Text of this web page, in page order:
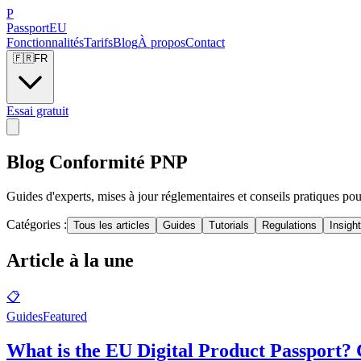
P
PassportEU
FonctionnalitésTarifsBlogÀ proposContact
🇫🇷FR
Essai gratuit
Blog Conformité PNP
Guides d'experts, mises à jour réglementaires et conseils pratiques
Catégories : Tous les articles Guides Tutorials Regulations
Article à la une
📋
GuidesFeatured
What is the EU Digital Product Passport?